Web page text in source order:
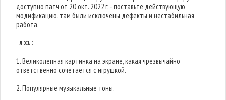
доступно патч от 20 окт. 2022 г. - поставьте действующую
модификацию, там были исключены дефекты и нестабильная
работа.
Плюсы:
1. Великолепная картинка на экране, какая чрезвычайно
ответственно сочетается с игрушкой.
2. Популярные музыкальные тоны.